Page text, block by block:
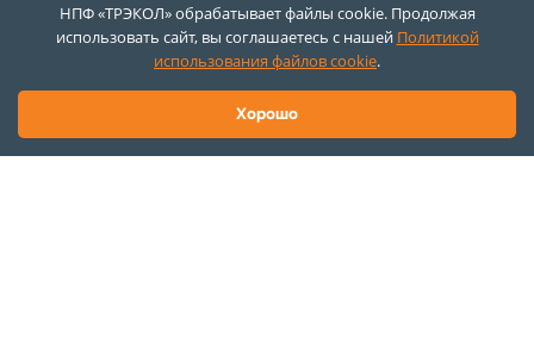
НПФ «ТРЭКОЛ» обрабатывает файлы cookie. Продолжая
использовать сайт, вы соглашаетесь с нашей Политикой
использования файлов cookie.
Хорошо